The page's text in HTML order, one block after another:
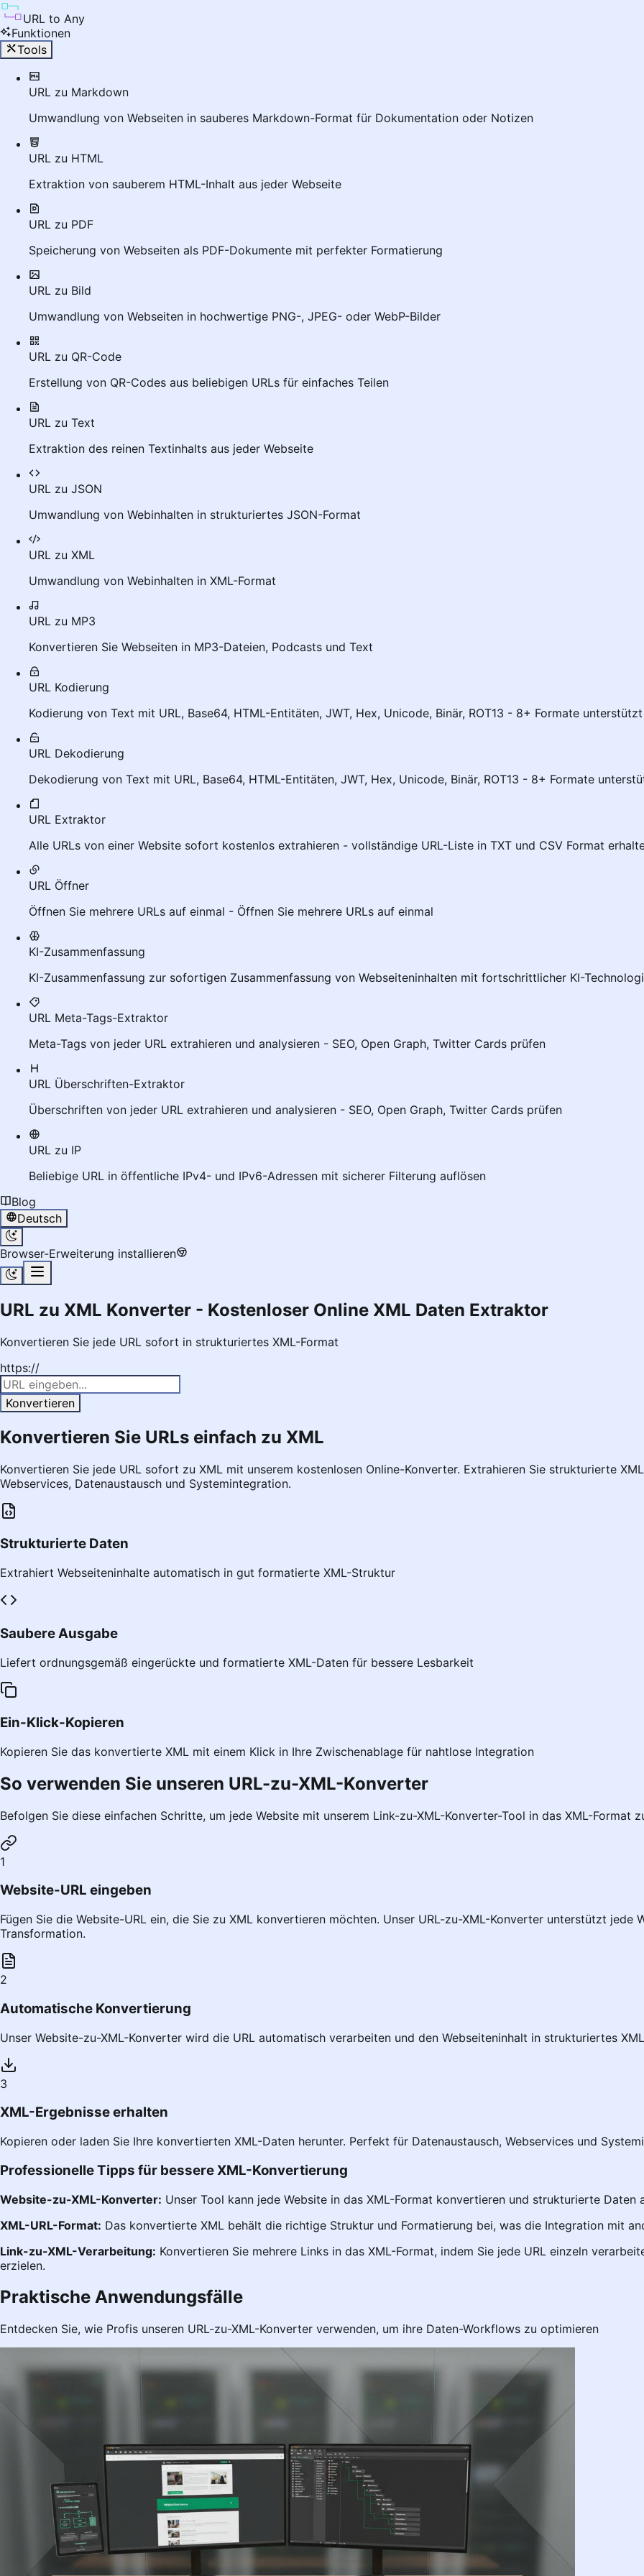
URL to Any
Funktionen
Tools
URL zu Markdown
Umwandlung von Webseiten in sauberes Markdown-Format für Dokumentation oder Notizen
URL zu HTML
Extraktion von sauberem HTML-Inhalt aus jeder Webseite
URL zu PDF
Speicherung von Webseiten als PDF-Dokumente mit perfekter Formatierung
URL zu Bild
Umwandlung von Webseiten in hochwertige PNG-, JPEG- oder WebP-Bilder
URL zu QR-Code
Erstellung von QR-Codes aus beliebigen URLs für einfaches Teilen
URL zu Text
Extraktion des reinen Textinhalts aus jeder Webseite
URL zu JSON
Umwandlung von Webinhalten in strukturiertes JSON-Format
URL zu XML
Umwandlung von Webinhalten in XML-Format
URL zu MP3
Konvertieren Sie Webseiten in MP3-Dateien, Podcasts und Text
URL Kodierung
Kodierung von Text mit URL, Base64, HTML-Entitäten, JWT, Hex, Unicode, Binär, ROT13 - 8+ Formate unterstützt
URL Dekodierung
Dekodierung von Text mit URL, Base64, HTML-Entitäten, JWT, Hex, Unicode, Binär, ROT13 - 8+ Formate
URL Extraktor
Alle URLs von einer Website sofort kostenlos extrahieren - vollständige URL-Liste in TXT und CSV Format
URL Öffner
Öffnen Sie mehrere URLs auf einmal - Öffnen Sie mehrere URLs auf einmal
KI-Zusammenfassung
KI-Zusammenfassung zur sofortigen Zusammenfassung von Webseiteninhalten mit fortschrittlicher KI-
URL Meta-Tags-Extraktor
Meta-Tags von jeder URL extrahieren und analysieren - SEO, Open Graph, Twitter Cards prüfen
URL Überschriften-Extraktor
Überschriften von jeder URL extrahieren und analysieren - SEO, Open Graph, Twitter Cards prüfen
URL zu IP
Beliebige URL in öffentliche IPv4- und IPv6-Adressen mit sicherer Filterung auflösen
Blog
Deutsch
Browser-Erweiterung installieren
URL zu XML Konverter - Kostenloser Online XML Daten Extraktor
Konvertieren Sie jede URL sofort in strukturiertes XML-Format
https://
Konvertieren
Konvertieren Sie URLs einfach zu XML
Konvertieren Sie jede URL sofort zu XML mit unserem kostenlosen Online-Konverter. Extrahieren Sie strukturierte
Webservices, Datenaustausch und Systemintegration.
Strukturierte Daten
Extrahiert Webseiteninhalte automatisch in gut formatierte XML-Struktur
Saubere Ausgabe
Liefert ordnungsgemäß eingerückte und formatierte XML-Daten für bessere Lesbarkeit
Ein-Klick-Kopieren
Kopieren Sie das konvertierte XML mit einem Klick in Ihre Zwischenablage für nahtlose Integration
So verwenden Sie unseren URL-zu-XML-Konverter
Befolgen Sie diese einfachen Schritte, um jede Website mit unserem Link-zu-XML-Konverter-Tool in das XML-Format
1
Website-URL eingeben
Fügen Sie die Website-URL ein, die Sie zu XML konvertieren möchten. Unser URL-zu-XML-Konverter unterstützt jede
Transformation.
2
Automatische Konvertierung
Unser Website-zu-XML-Konverter wird die URL automatisch verarbeiten und den Webseiteninhalt in strukturiertes
3
XML-Ergebnisse erhalten
Kopieren oder laden Sie Ihre konvertierten XML-Daten herunter. Perfekt für Datenaustausch, Webservices und
Professionelle Tipps für bessere XML-Konvertierung
Website-zu-XML-Konverter: Unser Tool kann jede Website in das XML-Format konvertieren und strukturierte Daten
XML-URL-Format: Das konvertierte XML behält die richtige Struktur und Formatierung bei, was die Integration mit
Link-zu-XML-Verarbeitung: Konvertieren Sie mehrere Links in das XML-Format, indem Sie jede URL einzeln
erzielen.
Praktische Anwendungsfälle
Entdecken Sie, wie Profis unseren URL-zu-XML-Konverter verwenden, um ihre Daten-Workflows zu optimieren